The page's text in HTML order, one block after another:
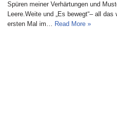
Spüren meiner Verhärtungen und
Leere.Weite und „Es bewegt“– all
ersten Mal im… Read More »